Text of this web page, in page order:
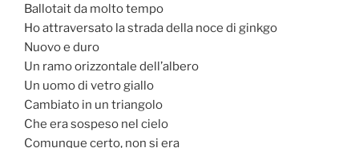
Ballotait da molto tempo
Ho attraversato la strada della noce di ginkgo
Nuovo e duro
Un ramo orizzontale dell’albero
Un uomo di vetro giallo
Cambiato in un triangolo
Che era sospeso nel cielo
Comunque certo, non si era